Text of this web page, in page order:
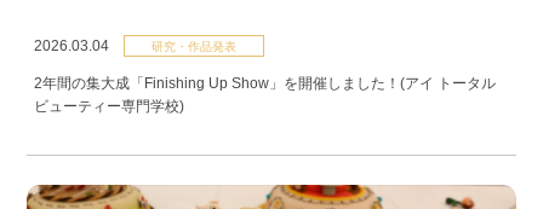
2026.03.04 研究・作品発表
2年間の集大成「Finishing Up Show」を開催しました！(アイ トータル
ビューティー専門学校)